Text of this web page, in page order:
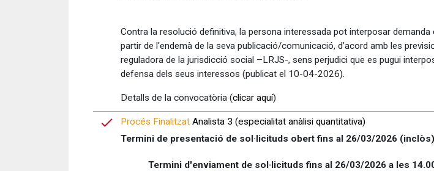
Contra la resolució definitiva, la persona interessada pot interposar
partir de l'endemà de la seva publicació/comunicació, d’acord amb les
reguladora de la jurisdicció social –LRJS-, sens perjudici que es pugui
defensa dels seus interessos (publicat el 10-04-2026).
Detalls de la convocatòria (clicar aquí)
Procés Finalitzat Analista 3 (especialitat anàlisi quantitativa)
Termini de presentació de sol·licituds obert fins al 26/03/2026 (inclòs)
Termini d'enviament de sol·licituds fins al 26/03/2026 a les